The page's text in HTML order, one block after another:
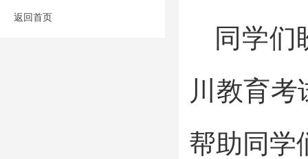
返回首页
同学们
川教育
帮助同学